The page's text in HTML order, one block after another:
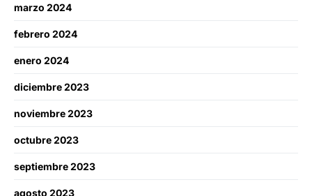
marzo 2024
febrero 2024
enero 2024
diciembre 2023
noviembre 2023
octubre 2023
septiembre 2023
agosto 2023